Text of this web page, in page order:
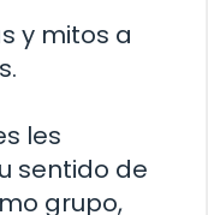
y mitos a
les
sentido de
grupo,